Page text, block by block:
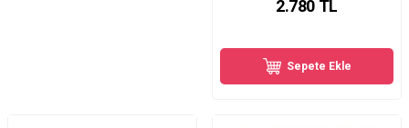
2.780 TL
Sepete Ekle